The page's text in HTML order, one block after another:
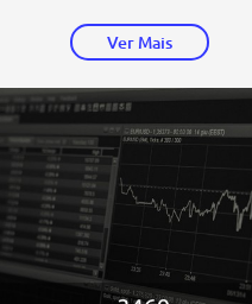
Ver Mais